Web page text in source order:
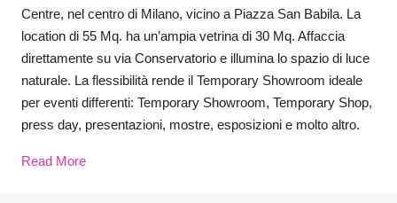
Centre, nel centro di Milano, vicino a Piazza San Babila. La
location di 55 Mq. ha un’ampia vetrina di 30 Mq. Affaccia
direttamente su via Conservatorio e illumina lo spazio di luce
naturale. La flessibilità rende il Temporary Showroom ideale
per eventi differenti: Temporary Showroom, Temporary Shop,
press day, presentazioni, mostre, esposizioni e molto altro.
Read More